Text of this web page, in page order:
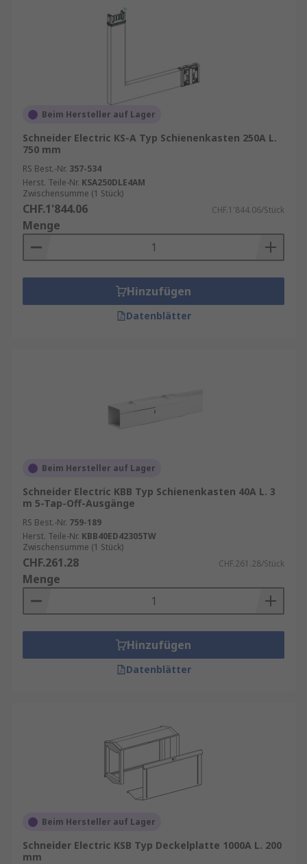
Beim Hersteller auf Lager
Schneider Electric KS-A Typ Schienenkasten 250A L.
750 mm
RS Best.-Nr. 357-534
Herst. Teile-Nr. KSA250DLE4AM
Zwischensumme (1 Stück)
CHF.1'844.06 CHF.1'844.06/Stück
Menge
Hinzufügen
Datenblätter
Beim Hersteller auf Lager
Schneider Electric KBB Typ Schienenkasten 40A L. 3
m 5-Tap-Off-Ausgänge
RS Best.-Nr. 759-189
Herst. Teile-Nr. KBB40ED42305TW
Zwischensumme (1 Stück)
CHF.261.28 CHF.261.28/Stück
Menge
Hinzufügen
Datenblätter
Beim Hersteller auf Lager
Schneider Electric KSB Typ Deckelplatte 1000A L. 200
mm